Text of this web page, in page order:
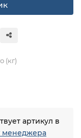
(кг)
артикул в
менеджера